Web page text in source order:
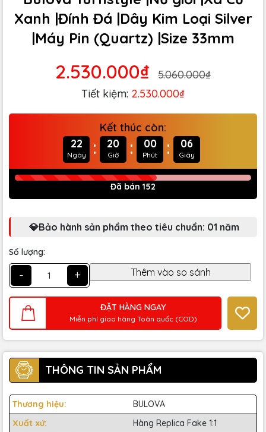
Xanh |Đính Đá |Dây Kim Loại Silver
|Máy Pin (Quartz) |Size 33mm
2.530.000₫
5.060.000₫
Tiết kiệm: 2.530.000₫
Kết thúc còn:
22
Ngày : 20
Giờ : 00
Phút : 04
Giây
Đã bán 152
💎Bảo hành sản phẩm theo tiêu chuẩn: 01 năm
Số lượng:
- +
ĐẶT HÀNG NGAY
Miễn phí giao hàng Toàn quốc (COD)
THÔNG TIN SẢN PHẨM
Thương hiệu:
BULOVA
Xuất xứ:
Hàng Replica Fake 1:1